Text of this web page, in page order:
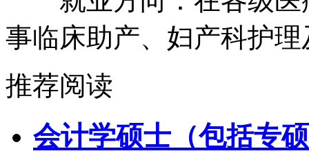
事临床助产、妇产科护
推荐阅读
会计学硕士（包括专